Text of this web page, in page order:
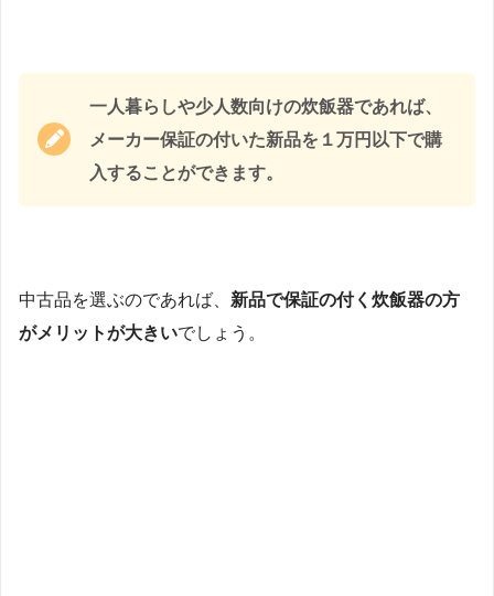
一人暮らしや少人数向けの炊飯器であれば、
メーカー保証の付いた新品を１万円以下で購
入することができます。
中古品を選ぶのであれば、 新品で保証の付く炊飯器の方
がメリットが大きいでしょう。